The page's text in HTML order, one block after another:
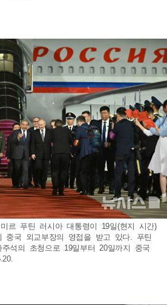
르 푸틴 러시아 대통령이 19일(현지 시간)
중국 외교부장의 영접을 받고 있다. 푸틴
석의 초청으로 19일부터 20일까지 중국